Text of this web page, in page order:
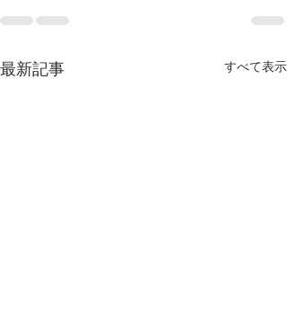
最新記事 すべて表示